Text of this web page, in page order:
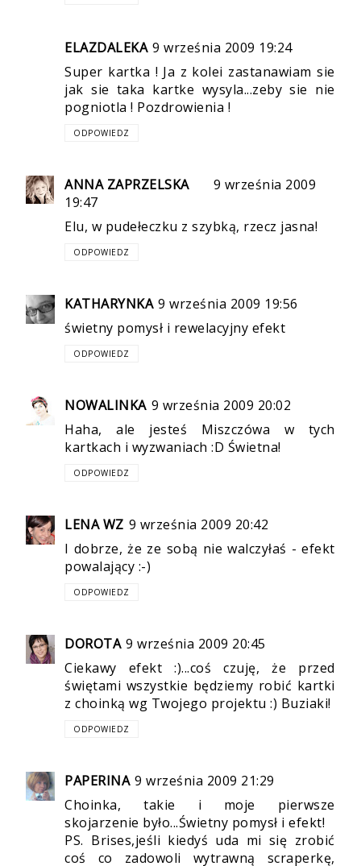
ELAZDALEKA 9 września 2009 19:24
Super kartka ! Ja z kolei zastanawiam sie
jak sie taka kartke wysyla...zeby sie nie
pogniotla ! Pozdrowienia !
ODPOWIEDZ
ANNA ZAPRZELSKA
9 września 2009
19:47
Elu, w pudełeczku z szybką, rzecz jasna!
ODPOWIEDZ
KATHARYNKA 9 września 2009 19:56
świetny pomysł i rewelacyjny efekt
ODPOWIEDZ
NOWALINKA 9 września 2009 20:02
Haha, ale jesteś Miszczówa w tych
kartkach i wyzwaniach :D Świetna!
ODPOWIEDZ
LENA WZ 9 września 2009 20:42
I dobrze, że ze sobą nie walczyłaś - efekt
powalający :-)
ODPOWIEDZ
DOROTA 9 września 2009 20:45
Ciekawy efekt :)...coś czuję, że przed
świętami wszystkie będziemy robić kartki
z choinką wg Twojego projektu :) Buziaki!
ODPOWIEDZ
PAPERINA 9 września 2009 21:29
Choinka, takie i moje pierwsze
skojarzenie było...Świetny pomysł i efekt!
PS. Brises,jeśli kiedyś uda mi się zrobić
coś co zadowoli wytrawną scraperkę,